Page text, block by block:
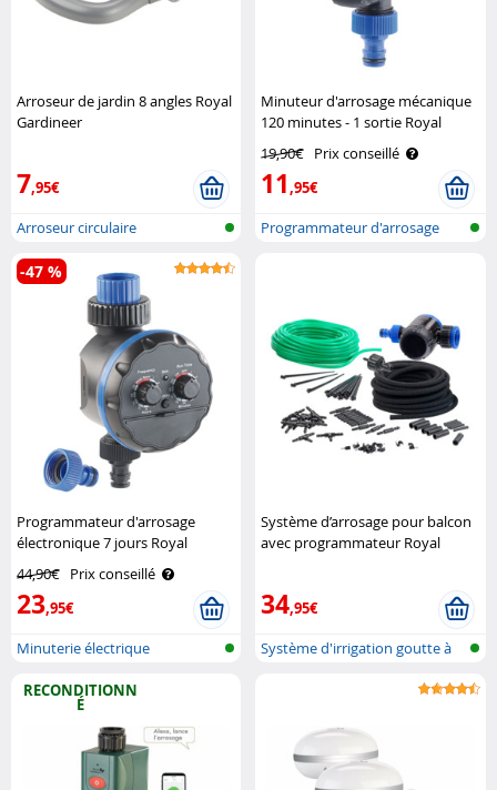
Arroseur de jardin 8 angles Royal
Gardineer
7,95€
Arroseur circulaire
Minuteur d'arrosage mécanique
120 minutes - 1 sortie Royal
19,90€ Prix conseillé
11,95€
Programmateur d'arrosage
Programmateur d'arrosage
électronique 7 jours Royal
44,90€ Prix conseillé
23,95€
-47 %
Minuterie électrique
Système d’arrosage pour balcon
avec programmateur Royal
34,95€
Système d'irrigation goutte à
RECONDITIONN
É